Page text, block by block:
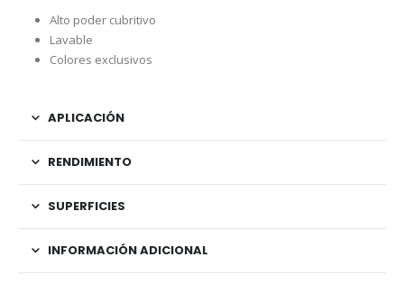
Alto poder cubritivo
Lavable
Colores exclusivos
APLICACIÓN
RENDIMIENTO
SUPERFICIES
INFORMACIÓN ADICIONAL